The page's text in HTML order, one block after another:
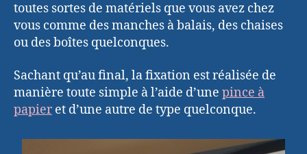
toutes sortes de matériels que vous avez chez
vous comme des manches à balais, des chaises
ou des boîtes quelconques.
Sachant qu’au final, la fixation est réalisée de
manière toute simple à l’aide d’une pince à
papieret d’une autre de type quelconque.